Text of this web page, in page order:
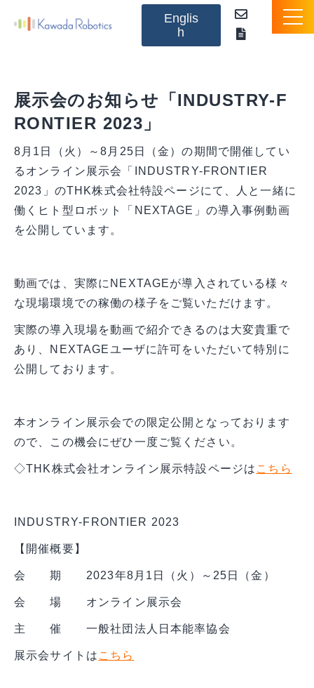
Englis
h
製品のご紹介
オプション
アプリケーションパッケージ
活用事例（動画）
Q&A
選ばれる理由
展示会のお知らせ「INDUSTRY-F
RONTIER 2023」
8月1日（火）～8月25日（金）の期間で開催してい
るオンライン展示会「INDUSTRY-FRONTIER
2023」のTHK株式会社特設ページにて、人と一緒に
働くヒト型ロボット「NEXTAGE」の導入事例動画
を公開しています。
動画では、実際にNEXTAGEが導入されている様々
な現場環境での稼働の様子をご覧いただけます。
実際の導入現場を動画で紹介できるのは大変貴重で
あり、NEXTAGEユーザに許可をいただいて特別に
公開しております。
本オンライン展示会での限定公開となっております
ので、この機会にぜひ一度ご覧ください。
◇THK株式会社オンライン展示特設ページは こちら
INDUSTRY-FRONTIER 2023
【開催概要】
会 期 2023年8月1日（火）～25日（金）
会 場 オンライン展示会
主 催 一般社団法人日本能率協会
展示会サイトは こちら